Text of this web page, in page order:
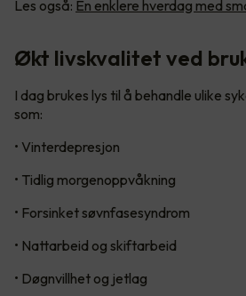
Les også: En enklere hverdag med
Økt livskvalitet ved
I dag brukes lys til å behandle ulike
som:
• Vinterdepresjon
• Tidlig morgenoppvåkning
• Forsinket søvnfasesyndrom
• Nattarbeid og skiftarbeid
• Døgnvillhet og jetlag